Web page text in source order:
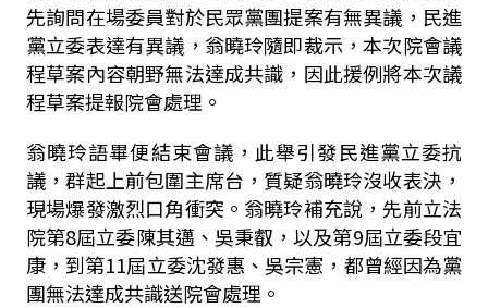
先詢問在場委員對於民眾黨團提案有無異議，民進
黨立委表達有異議，翁曉玲隨即裁示，本次院會議
程草案內容朝野無法達成共識，因此援例將本次議
程草案提報院會處理。
翁曉玲語畢便結束會議，此舉引發民進黨立委抗
議，群起上前包圍主席台，質疑翁曉玲沒收表決，
現場爆發激烈口角衝突。翁曉玲補充說，先前立法
院第8屆立委陳其邁、吳秉叡，以及第9屆立委段宜
康，到第11屆立委沈發惠、吳宗憲，都曾經因為黨
團無法達成共識送院會處理。